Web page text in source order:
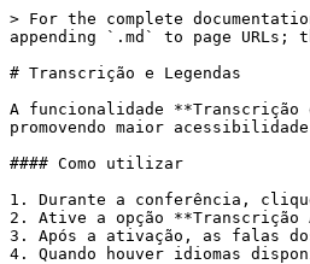
> For the complete
appending `.md` to page
# Transcrição e Legendas
A funcionalidade **Transcrição
promovendo maior
#### Como utilizar
1. Durante a conferência,
2. Ative a opção **Transcrição
3. Após a ativação, as falas
4. Quando houver idiomas